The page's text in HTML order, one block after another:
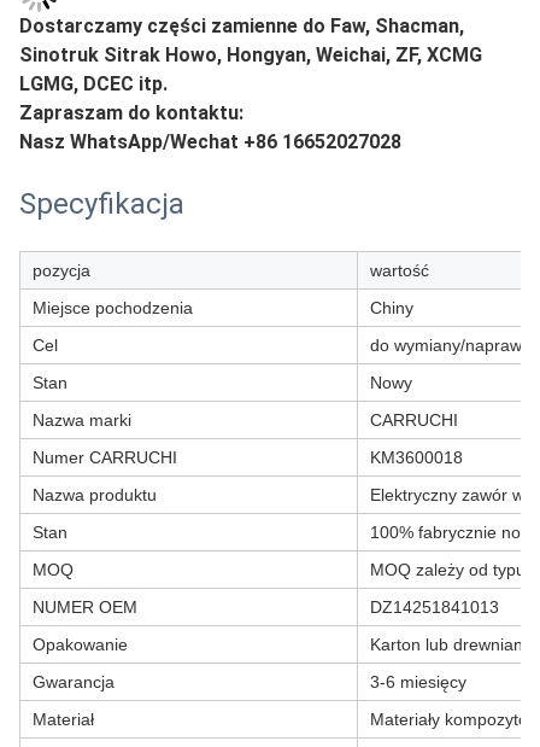
Dostarczamy części zamienne do Faw, Shacman,
Sinotruk Sitrak Howo, Hongyan, Weichai, ZF, XCMG
LGMG, DCEC itp.
Zapraszam do kontaktu:
Nasz WhatsApp/Wechat +86 16652027028
Specyfikacja
pozycja
wartość
Miejsce pochodzenia
Chiny
Cel
do wymiany/naprawy
Stan
Nowy
Nazwa marki
CARRUCHI
Numer CARRUCHI
KM3600018
Nazwa produktu
Elektryczny zawór
Stan
100% fabrycznie nowy
MOQ
MOQ zależy od typu
NUMER OEM
DZ14251841013
Opakowanie
Karton lub drewniana
Gwarancja
3-6 miesięcy
Materiał
Materiały